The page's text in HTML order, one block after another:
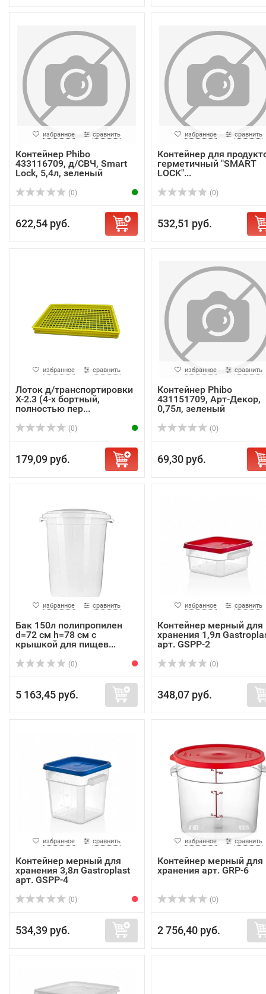
избранное сравнить
Контейнер Phibo
433116709, д/СВЧ, Smart
Lock, 5,4л, зеленый
(0)
622,54 руб.
избранное сравнить
Контейнер для
герметичный "SMART
LOCK"...
(0)
532,51 руб.
избранное сравнить
Лоток д/транспортировки
Х-2.3 (4-х бортный,
полностью пер...
(0)
179,09 руб.
избранное сравнить
Контейнер Phibo
431151709, Арт-Декор,
0,75л, зеленый
(0)
69,30 руб.
избранное сравнить
Бак 150л полипропилен
d=72 см h=78 см с
крышкой для пищев...
(0)
5 163,45 руб.
избранное сравнить
Контейнер мерный для
хранения 1,9л
арт. GSPP-2
(0)
348,07 руб.
избранное сравнить
Контейнер мерный для
хранения 3,8л Gastroplast
арт. GSPP-4
(0)
534,39 руб.
избранное сравнить
Контейнер мерный для
хранения арт. GRP-6
(0)
2 756,40 руб.